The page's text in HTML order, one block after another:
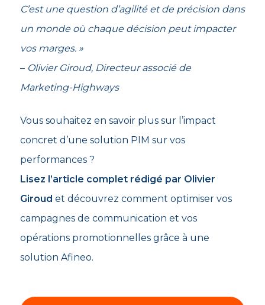
C’est une question d’agilité et de précision dans
un monde où chaque décision peut impacter
vos marges. »
– Olivier Giroud, Directeur associé de
Marketing-Highways
Vous souhaitez en savoir plus sur l’impact
concret d’une solution PIM sur vos
performances ?
Lisez l’article complet rédigé par Olivier
Giroud et découvrez comment optimiser vos
campagnes de communication et vos
opérations promotionnelles grâce à une
solution Afineo.